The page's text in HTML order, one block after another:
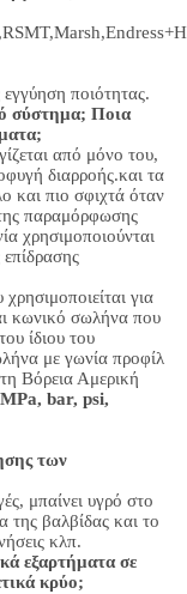
ποιότητας.
σύστημα; Ποια
από μόνο του,
διαρροής.και τα
και πιο σφιχτά όταν
παραμόρφωσης
χρησιμοποιούνται
για
κωνικό σωλήνα που
ίδιου του
με γωνία προφίλ
Βόρεια Αμερική
bar, psi,
των
μπαίνει υγρό στο
της βαλβίδας και το
κλπ.
εξαρτήματα σε
κρύο;